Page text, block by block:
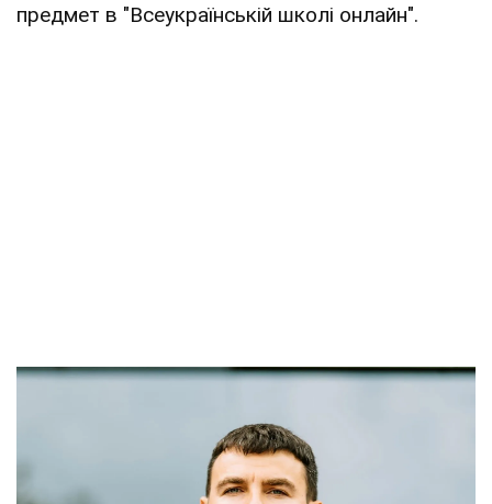
предмет в "Всеукраїнській школі онлайн".